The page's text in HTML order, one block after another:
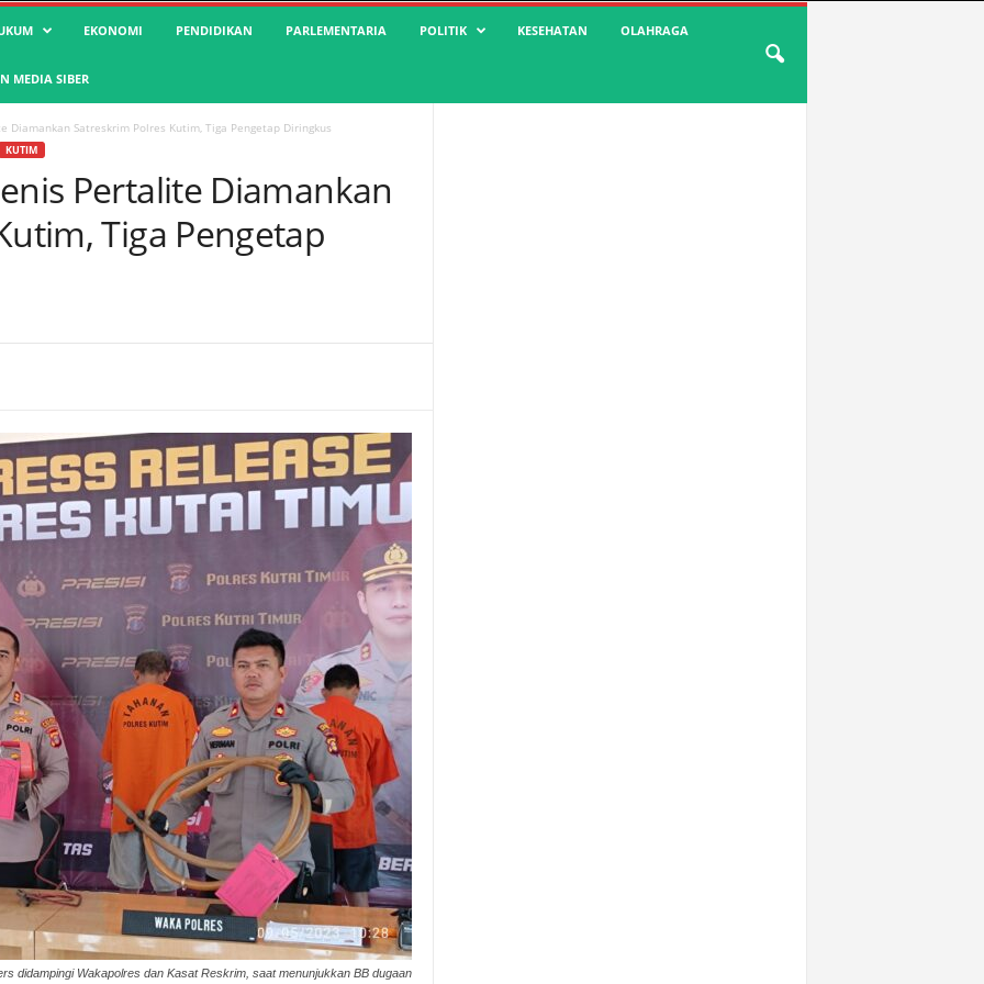
EKONOMI PENDIDIKAN PARLEMENTARIA POLITIK KESEHATAN OLAHRAGA
MEDIA SIBER
Diamankan Satreskrim Polres Kutim, Tiga Pengetap Diringkus
KUTIM
Pertalite Diamankan
Tiga Pengetap
didampingi Wakapolres dan Kasat Reskrim, saat menunjukkan BB dugaan